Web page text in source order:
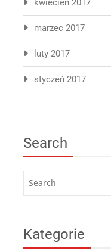
kwiecień 2017
marzec 2017
luty 2017
styczeń 2017
Search
Kategorie